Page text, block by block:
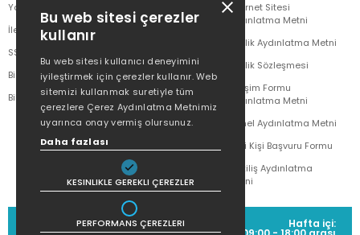
Yazar Listesi
İletişim
SSS
Bizden Haberler
Bilgi Toplumu Hizmetleri
Doğan Novus
Dex Kitap
Doğan Çocuk
İnternet Sitesi
Aydınlatma Metni
Üyelik Aydınlatma Metni
Üyelik Sözleşmesi
İletişim Formu
Aydınlatma Metni
Genel Aydınlatma Metni
İlgili Kişi Başvuru Formu
Çekiliş Aydınlatma
Metni
MÜŞTERİ HİZMETLERİ Hafta içi:
Bu web sitesi çerezler
kullanır
Bu web sitesi kullanıcı deneyimini
iyileştirmek için çerezler kullanır. Web
sitemizi kullanmak suretiyle tüm
çerezlere Çerez Aydınlatma Metnimiz
uyarınca onay vermiş olursunuz.
Daha fazlası
KESINLIKLE GEREKLI ÇEREZLER
PERFORMANS ÇEREZLERI